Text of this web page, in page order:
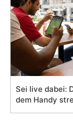
Sei live dabei:
dem Handy